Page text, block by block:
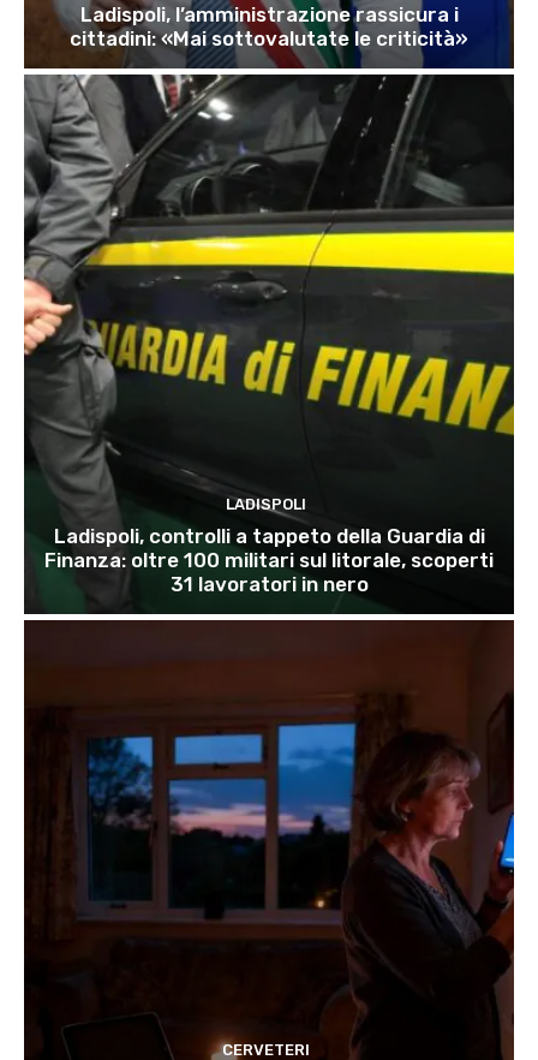
Ladispoli, l’amministrazione rassicura i
cittadini: «Mai sottovalutate le criticità»
LADISPOLI
Ladispoli, controlli a tappeto della Guardia di
Finanza: oltre 100 militari sul litorale, scoperti
31 lavoratori in nero
CERVETERI